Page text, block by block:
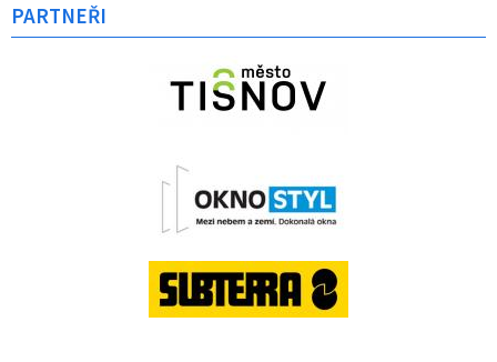
PARTNEŘI